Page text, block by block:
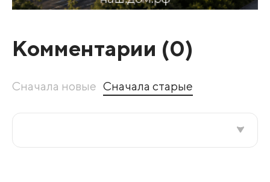
Комментарии (0)
Сначала новые Сначала старые